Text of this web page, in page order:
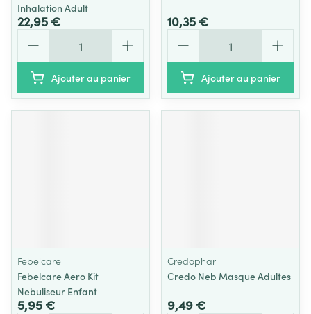
Inhalation Adult
22,95 €
Ajouter au panier
10,35 €
Ajouter au panier
Febelcare
Febelcare Aero Kit
Nebuliseur Enfant
5,95 €
Credophar
Credo Neb Masque Adultes
9,49 €